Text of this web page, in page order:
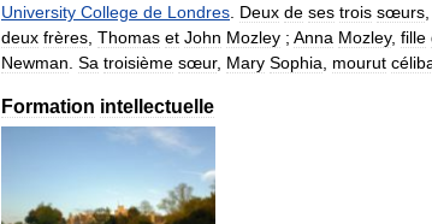
University College de Londres Deux de ses trois sœurs
deux frères Thomas et John Mozley ; Anna Mozley, fille
Newman Sa troisième sœur, Mary Sophia mourut
Formation intellectuelle